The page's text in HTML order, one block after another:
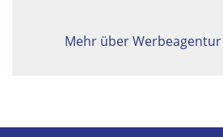
Mehr über Werbeagentur